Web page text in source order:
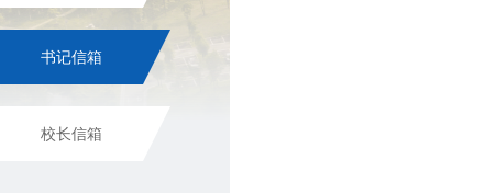
书记信箱
校长信箱